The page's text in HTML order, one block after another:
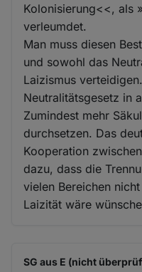
Kolonisierung<<, als
verleumdet.
Man muss diesen
und sowohl das
Laizismus
Neutralitätsgesetz in
Zumindest mehr
durchsetzen. Das
Kooperation
dazu, dass die
vielen Bereichen
Laizität wäre
SG aus E (nicht